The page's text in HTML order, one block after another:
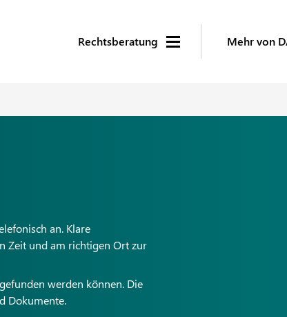
Rechtsberatung Mehr von
an. Klare
Zeit und am richtigen Ort zur
werden können. Die
Dokumente.